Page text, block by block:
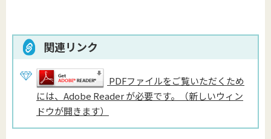
関連リンク
PDFファイルをご覧いただくため
には、Adobe Reader が必要です。（新しいウィン
ドウが開きます）